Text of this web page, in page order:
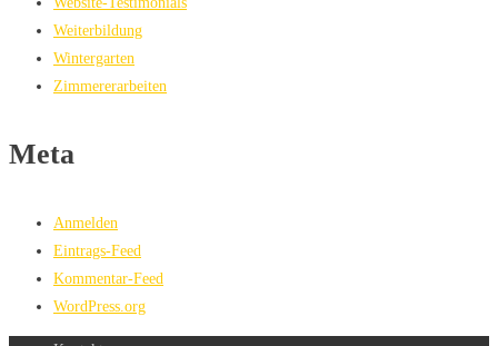
Weiterbildung
Wintergarten
Zimmererarbeiten
Meta
Anmelden
Eintrags-Feed
Kommentar-Feed
WordPress.org